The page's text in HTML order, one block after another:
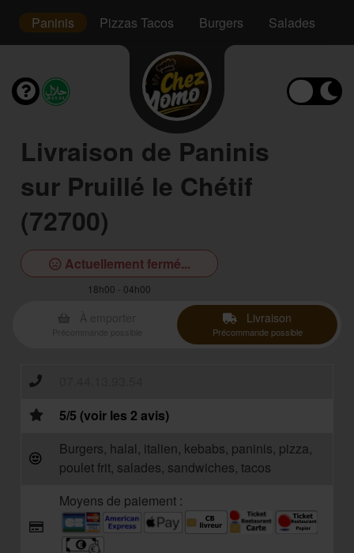
Paninis Pizzas Tacos Burgers Salades
Livraison de Paninis
sur Pruillé le Chétif
(72700)
Actuellement fermé...
18h00 - 04h00
Livraison
Précommande possible
5/5 (voir les 2 avis)
Burgers, halal, italien, kebabs, paninis, pizza,
poulet frit, salades, sandwiches, tacos
Moyens de paiement :